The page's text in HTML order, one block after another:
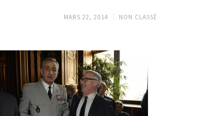
MARS 22, 2014 NON CLASSÉ